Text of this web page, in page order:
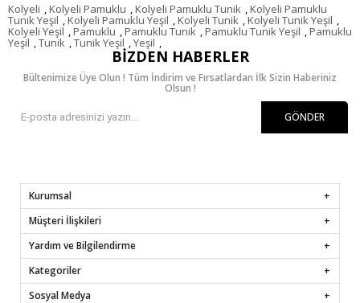
Kolyeli
Kolyeli Pamuklu Kolyeli Pamuklu Tunik Kolyeli Pamuklu
Tunik Yeşil ,Kolyeli Pamuklu Yeşil Kolyeli Tunik Kolyeli Tunik Yeşil
Kolyeli Yeşil Pamuklu Pamuklu Tunik Pamuklu Tunik Yeşil Pamuklu
Yeşil Tunik Tunik Yeşil Yeşil
BIZDEN HABERLER
Bültenimize Üye Olun ! Tüm İndirim ve Fırsatlardan İlk Sizin Haberiniz
Olsun !
GÖNDER
Kurumsal
Müşteri İlişkileri
Yardım ve Bilgilendirme
Kategoriler
Sosyal Medya